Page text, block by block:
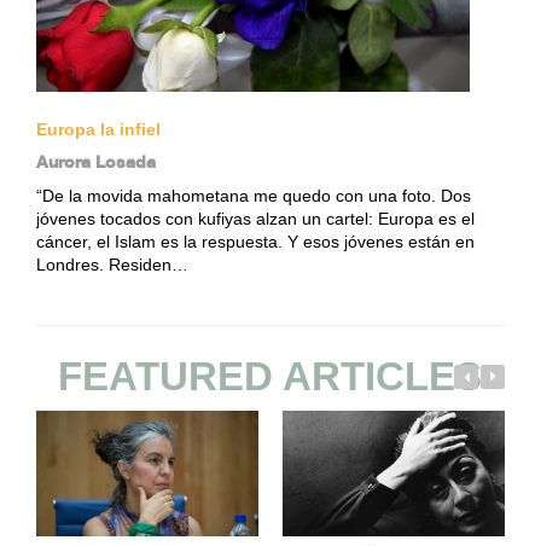
Europa la infiel
Aurora Losada
“De la movida mahometana me quedo con una foto. Dos
jóvenes tocados con kufiyas alzan un cartel: Europa es el
cáncer, el Islam es la respuesta. Y esos jóvenes están en
Londres. Residen…
FEATURED ARTICLES